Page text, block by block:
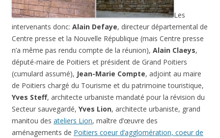
Les
intervenants donc: Alain Defaye, directeur départemental de
Centre presse et la Nouvelle République (mais Centre presse
n’a même pas rendu compte de la réunion), Alain Claeys,
député-maire de Poitiers et président de Grand Poitiers
(cumulard assumé), Jean-Marie Compte, adjoint au maire
de Poitiers chargé du Tourisme et du patrimoine touristique,
Yves Steff, architecte urbaniste mandaté pour la révision du
Secteur sauvegardé, Yves Lion, architecte urbaniste, grand
manitou des ateliers Lion, maître d’œuvre des
aménagements de Poitiers coeur d’agglomération, coeur de